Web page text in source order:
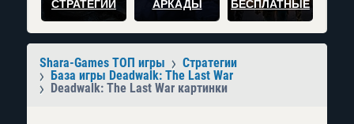
СТРАТЕГИИ АРКАДЫ БЕСПЛАТНЫЕ
Shara-Games ТОП игры
Стратегии
База игры Deadwalk: The Last War
Deadwalk: The Last War картинки